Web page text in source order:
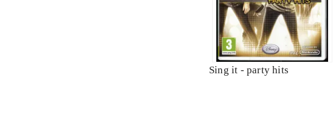
Sing it - party hits